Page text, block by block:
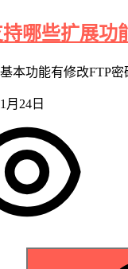
哪些扩展功
本功能有修改FTP
月24日